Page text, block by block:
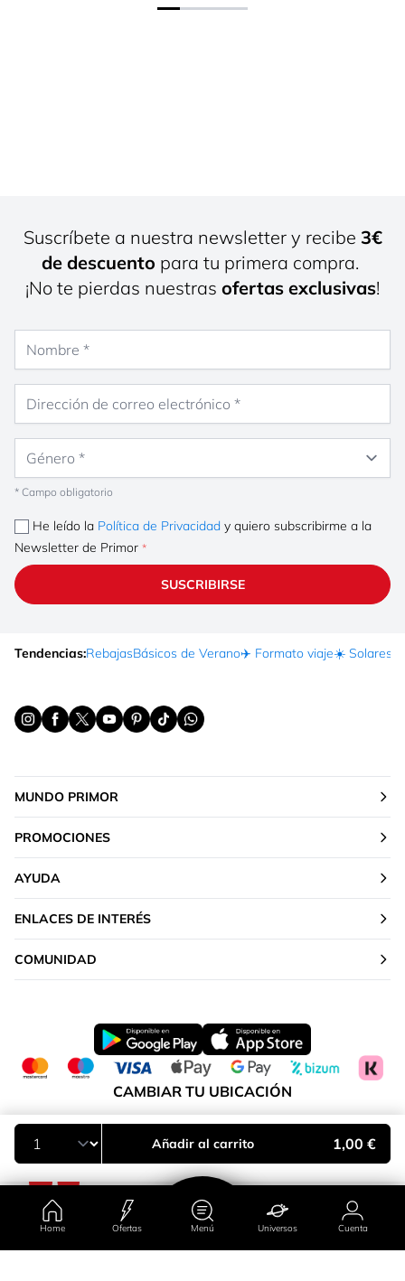
Home Ofertas Menú Universos Cuenta
Añadir al carrito 1,00 €
Suscríbete a nuestra newsletter y recibe 3€
de descuento para tu primera compra.
¡No te pierdas nuestras ofertas exclusivas!
* Campo obligatorio
He leído la Política de Privacidad y quiero subscribirme a la
Newsletter de Primor
SUSCRIBIRSE
Tendencias:RebajasBásicos de Verano✈️ Formato viaje☀️ Solares
MUNDO PRIMOR
PROMOCIONES
AYUDA
ENLACES DE INTERÉS
COMUNIDAD
CAMBIAR TU UBICACIÓN
Península y Baleares